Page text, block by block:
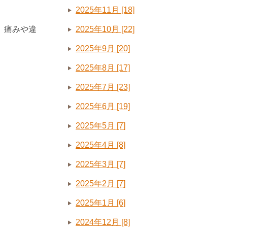
痛みや違
2025年11月 [18]
2025年10月 [22]
2025年9月 [20]
2025年8月 [17]
2025年7月 [23]
2025年6月 [19]
2025年5月 [7]
2025年4月 [8]
2025年3月 [7]
2025年2月 [7]
2025年1月 [6]
2024年12月 [8]